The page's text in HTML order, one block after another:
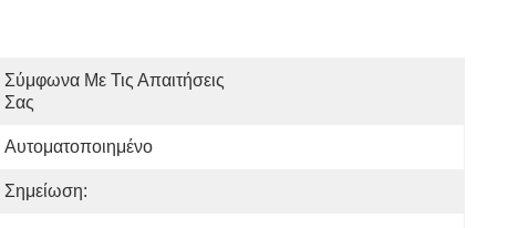
Σύμφωνα Με Τις Απαιτήσεις
Σας
Αυτοματοποιημένο
Σημείωση: